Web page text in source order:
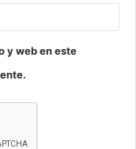
y web en este